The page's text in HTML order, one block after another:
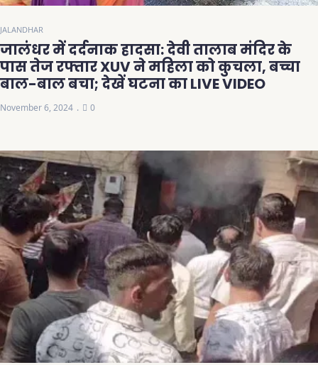
JALANDHAR
जालंधर में दर्दनाक हादसा: देवी तालाब मंदिर के
पास तेज रफ्तार XUV ने महिला को कुचला, बच्चा
बाल-बाल बचा; देखें घटना का LIVE VIDEO
November 6, 2024 0